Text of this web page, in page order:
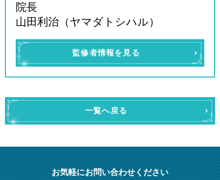
院長
山田利治（ヤマダトシハル）
監修者情報を見る
一覧へ戻る
お気軽にお問い合わせください